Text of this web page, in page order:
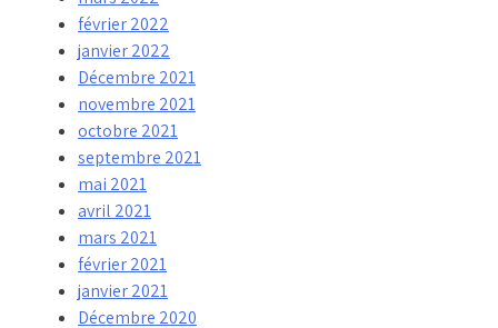
février 2022
janvier 2022
Décembre 2021
novembre 2021
octobre 2021
septembre 2021
mai 2021
avril 2021
mars 2021
février 2021
janvier 2021
Décembre 2020